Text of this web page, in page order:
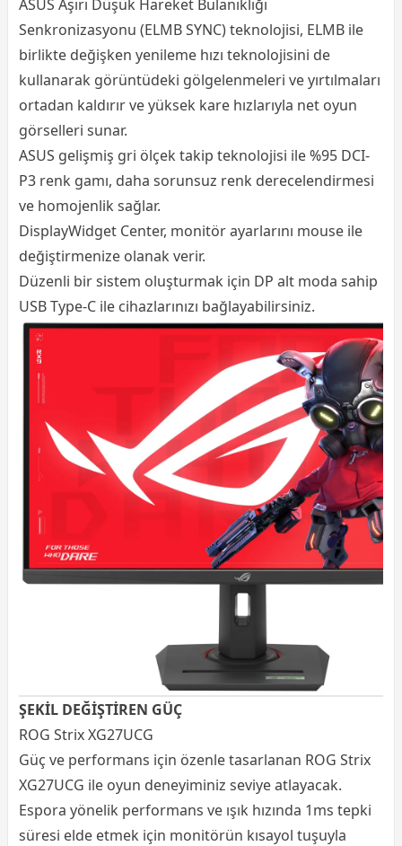
ASUS Aşırı Düşük Hareket Bulanıklığı
Senkronizasyonu (ELMB SYNC) teknolojisi, ELMB ile
birlikte değişken yenileme hızı teknolojisini de
kullanarak görüntüdeki gölgelenmeleri ve yırtılmaları
ortadan kaldırır ve yüksek kare hızlarıyla net oyun
görselleri sunar.
ASUS gelişmiş gri ölçek takip teknolojisi ile %95 DCI-
P3 renk gamı, daha sorunsuz renk derecelendirmesi
ve homojenlik sağlar.
DisplayWidget Center, monitör ayarlarını mouse ile
değiştirmenize olanak verir.
Düzenli bir sistem oluşturmak için DP alt moda sahip
USB Type-C ile cihazlarınızı bağlayabilirsiniz.
ŞEKİL DEĞİŞTİREN GÜÇ
ROG Strix XG27UCG
Güç ve performans için özenle tasarlanan ROG Strix
XG27UCG ile oyun deneyiminiz seviye atlayacak.
Espora yönelik performans ve ışık hızında 1ms tepki
süresi elde etmek için monitörün kısayol tuşuyla